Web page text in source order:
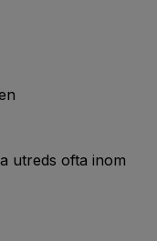
utreds ofta inom